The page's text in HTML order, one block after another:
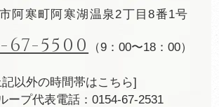
阿寒町阿寒湖温泉2丁目8番1号
67-5500 （9：00〜18：00）
記以外の時間帯はこちら]
ープ代表電話：0154-67-2531